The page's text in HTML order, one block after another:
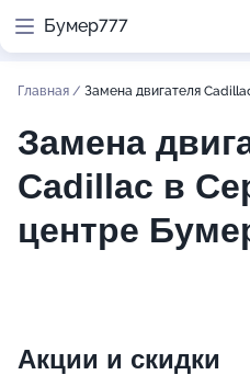
Бумер777
Главная / Замена двигателя
Замена
Cadillac в
центре
Акции и скидки